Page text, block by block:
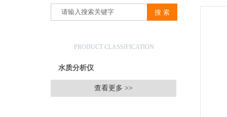
PRODUCT CLASSIFICATION
水质分析仪
查看更多 >>